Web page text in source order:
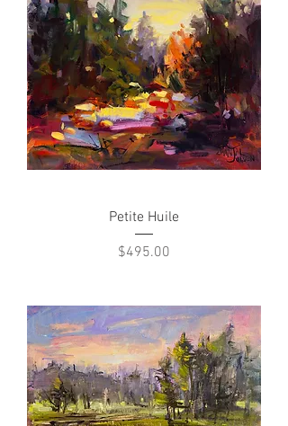
Petite Huile
Price
$495.00